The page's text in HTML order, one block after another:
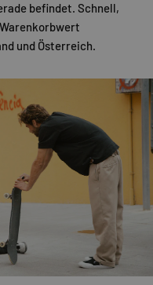
befindet. Schnell,
und Österreich.